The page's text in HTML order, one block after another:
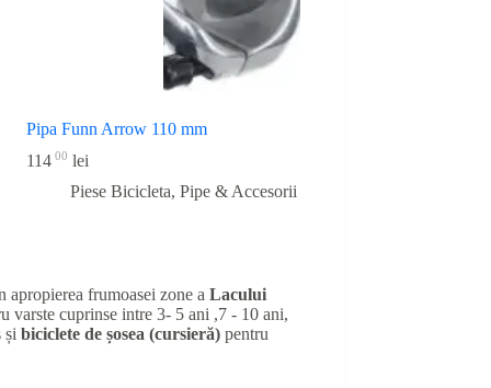
Pipa Funn Arrow 110 mm
114 00 lei
Piese Bicicleta, Pipe & Accesorii
apropierea frumoasei zone a Lacului
varste cuprinse intre 3- 5 ani ,7 - 10 ani,
și biciclete de șosea (cursieră) pentru